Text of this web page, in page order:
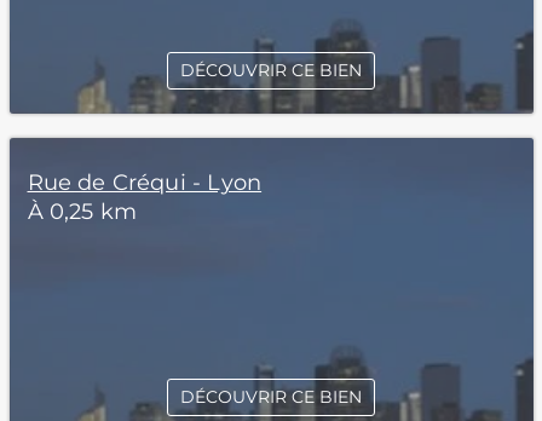
DÉCOUVRIR CE BIEN
Rue de Créqui - Lyon
À 0,25 km
DÉCOUVRIR CE BIEN